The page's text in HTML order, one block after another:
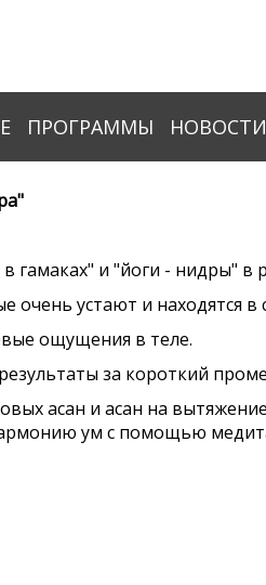
ПРОГРАММЫ НОВОСТИ
и "йоги - нидры" в
устают и находятся в
ощущения в теле.
за короткий
асан и асан на вытяжение
ум с помощью